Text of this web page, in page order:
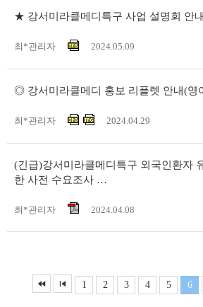
★ 강서미라클메디특구 사업 설명회 안
최*관리자 2024.05.09
◎ 강서미라클메디 홍보 리플렛 안내(
최*관리자 2024.04.29
(긴급)강서미라클메디특구 외국인환자
한 사전 수요조사 …
최*관리자 2024.04.08
1 2 3 4 5 6